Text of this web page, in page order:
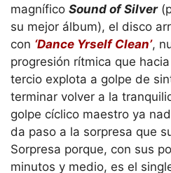
magnífico Sound of Silver
su mejor álbum), el disco
con ‘Dance Yrself Clean’,
progresión rítmica que
tercio explota a golpe de
terminar volver a la
golpe cíclico maestro ya
da paso a la sorpresa que
Sorpresa porque, con sus
minutos y medio, es el